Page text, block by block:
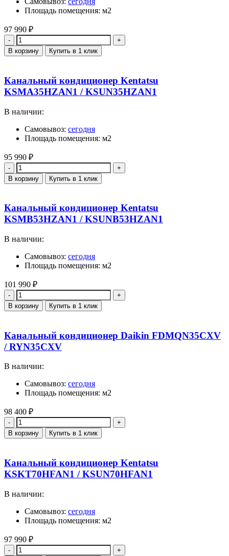
Площадь помещения: м2
97 990 ₽
Количество
В корзину Купить в 1 клик
Канальный кондиционер Kentatsu
KSMA35HZAN1 / KSUN35HZAN1
В наличии:
Самовывоз: сегодня
Площадь помещения: м2
95 990 ₽
Количество
В корзину Купить в 1 клик
Канальный кондиционер Kentatsu
KSMB53HZAN1 / KSUNB53HZAN1
В наличии:
Самовывоз: сегодня
Площадь помещения: м2
101 990 ₽
Количество
В корзину Купить в 1 клик
Канальный кондиционер Daikin FDMQN35CXV
/ RYN35CXV
В наличии:
Самовывоз: сегодня
Площадь помещения: м2
98 400 ₽
Количество
В корзину Купить в 1 клик
Канальный кондиционер Kentatsu
KSKT70HFAN1 / KSUN70HFAN1
В наличии:
Самовывоз: сегодня
Площадь помещения: м2
97 990 ₽
Количество